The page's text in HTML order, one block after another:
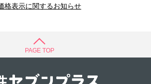
格表示に関するお知らせ
PAGE TOP